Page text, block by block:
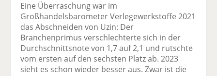
Eine Überraschung war im
Großhandelsbarometer Verlegewerkstoffe 2021
das Abschneiden von Uzin: Der
Branchenprimus verschlechterte sich in der
Durchschnittsnote von 1,7 auf 2,1 und rutschte
vom ersten auf den sechsten Platz ab. 2023
sieht es schon wieder besser aus. Zwar ist die